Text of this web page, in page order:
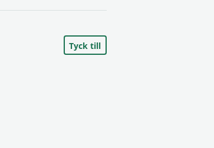
Tyck till